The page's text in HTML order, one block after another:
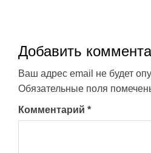
Добавить
Ваш адрес email не будет
Обязательные поля
Комментарий *